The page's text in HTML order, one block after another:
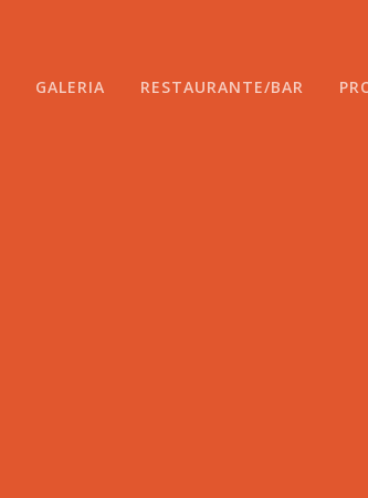
GALERIA RESTAURANTE/BAR